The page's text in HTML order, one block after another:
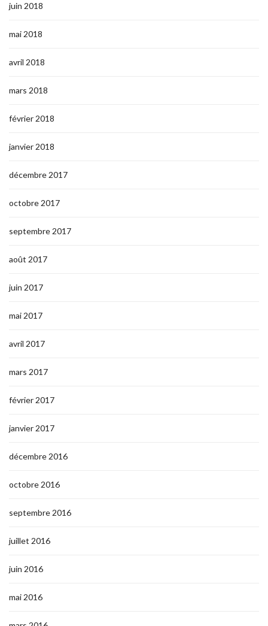
juin 2018
mai 2018
avril 2018
mars 2018
février 2018
janvier 2018
décembre 2017
octobre 2017
septembre 2017
août 2017
juin 2017
mai 2017
avril 2017
mars 2017
février 2017
janvier 2017
décembre 2016
octobre 2016
septembre 2016
juillet 2016
juin 2016
mai 2016